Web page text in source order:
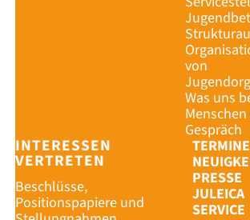
von
Was uns
Gespräch
INTERESSEN
VERTRETEN
Beschlüsse,
Positionspapiere und
TERMINE
PRESSE
JULEICA
SERVICE